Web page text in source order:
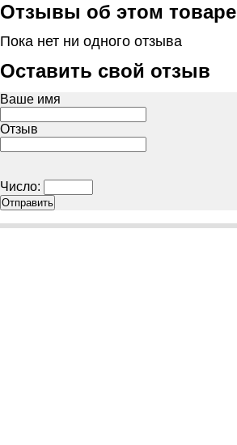
Отзывы об этом товаре
Пока нет ни одного отзыва
Оставить свой отзыв
Ваше имя
Отзыв
Число: